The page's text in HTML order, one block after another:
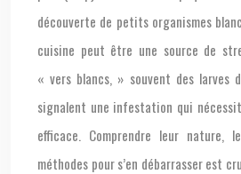
découverte de petits organismes
cuisine peut être une source de
« vers blancs, » souvent des larves
signalent une infestation qui
efficace. Comprendre leur nature,
méthodes pour s’en débarrasser est